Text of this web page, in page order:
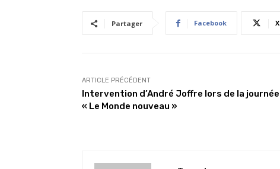
Partager Facebook X
ARTICLE PRÉCÉDENT
Intervention d’André Joffre lors de la journée
« Le Monde nouveau »